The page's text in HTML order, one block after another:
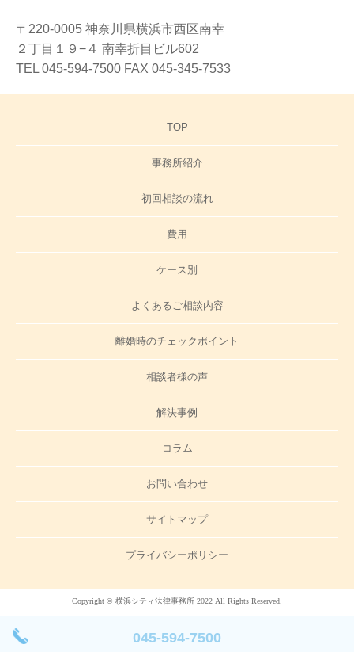
045-594-7500
〒220-0005 神奈川県横浜市西区南幸
２丁目１９−４ 南幸折目ビル602
TEL 045-594-7500 FAX 045-345-7533
TOP
事務所紹介
初回相談の流れ
費用
ケース別
よくあるご相談内容
離婚時のチェックポイント
相談者様の声
解決事例
コラム
お問い合わせ
サイトマップ
プライバシーポリシー
Copyright © 横浜シティ法律事務所 2022 All Rights Reserved.